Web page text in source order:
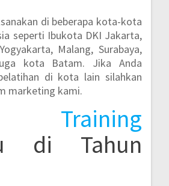
di beberapa kota-kota
seperti Ibukota DKI Jakarta,
Malang, Surabaya,
kota Batam. Jika Anda
di kota lain silahkan
marketing kami.
Training
di Tahun